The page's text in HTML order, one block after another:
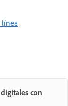
línea
con